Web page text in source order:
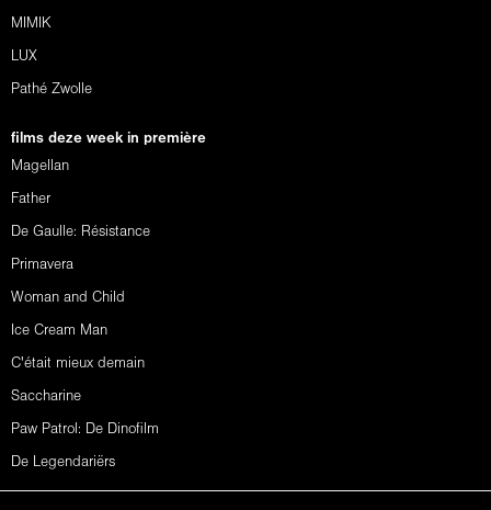
MIMIK
LUX
Pathé Zwolle
films deze week in première
Magellan
Father
De Gaulle: Résistance
Primavera
Woman and Child
Ice Cream Man
C'était mieux demain
Saccharine
Paw Patrol: De Dinofilm
De Legendariërs